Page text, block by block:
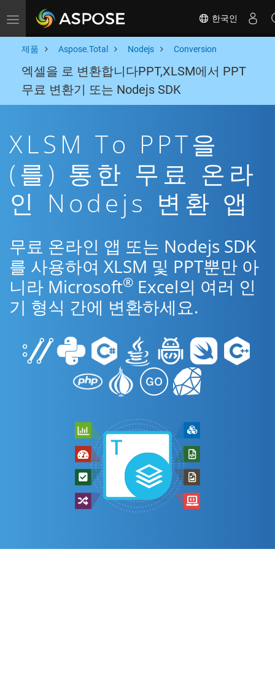
Toggle navigation 한국인
제품 Aspose.Total Nodejs Conversion
엑셀을 로 변환합니다PPT,XLSM에서 PPT
무료 변환기 또는 Nodejs SDK
XLSM To PPT을
(를) 통한 무료 온라
인 Nodejs 변환 앱
무료 온라인 앱 또는 Nodejs SDK
를 사용하여 XLSM 및 PPT뿐만 아
니라 Microsoft® Excel의 여러 인
기 형식 간에 변환하세요.